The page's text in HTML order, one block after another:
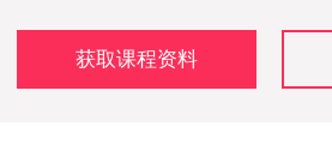
获取课程资料